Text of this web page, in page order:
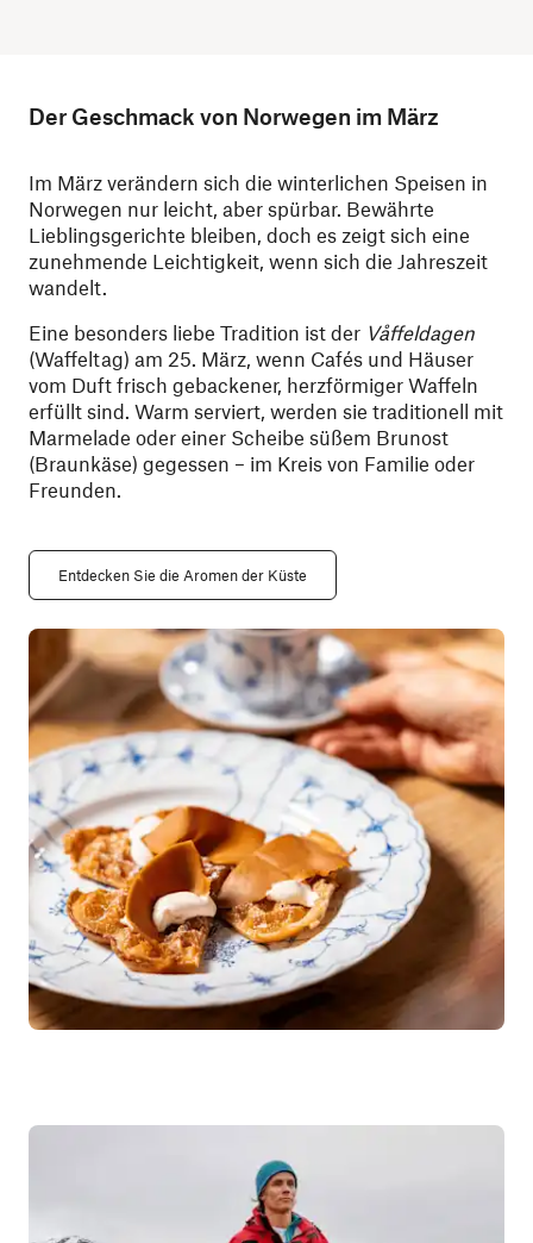
Der Geschmack von Norwegen im März
Im März verändern sich die winterlichen Speisen in
Norwegen nur leicht, aber spürbar. Bewährte
Lieblingsgerichte bleiben, doch es zeigt sich eine
zunehmende Leichtigkeit, wenn sich die Jahreszeit
wandelt.
Eine besonders liebe Tradition ist der Våffeldagen
(Waffeltag) am 25. März, wenn Cafés und Häuser
vom Duft frisch gebackener, herzförmiger Waffeln
erfüllt sind. Warm serviert, werden sie traditionell mit
Marmelade oder einer Scheibe süßem Brunost
(Braunkäse) gegessen – im Kreis von Familie oder
Freunden.
Entdecken Sie die Aromen der Küste